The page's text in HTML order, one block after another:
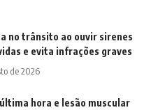
no trânsito ao ouvir sirenes
e evita infrações graves
de 2026
hora e lesão muscular